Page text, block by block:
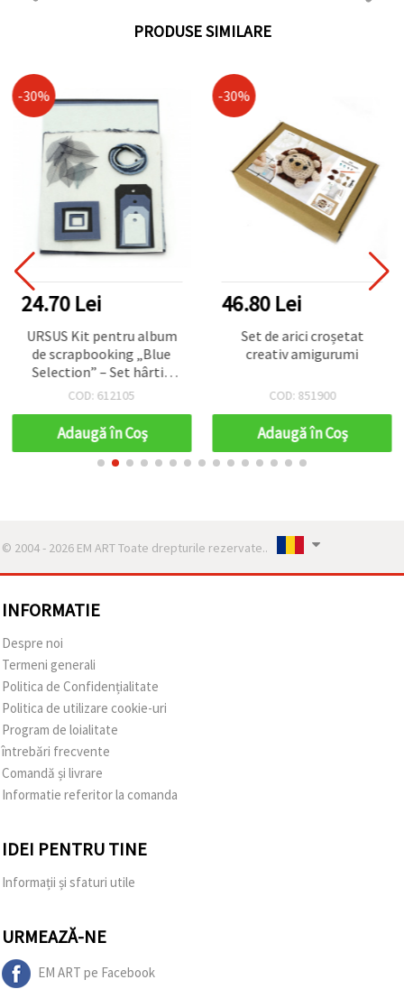
PRODUSE SIMILARE
-30%
24.70 Lei
URSUS Kit pentru album
de scrapbooking „Blue
Selection” – Set hârtie
mulberry: 4 foi A4 culori
foi 55x47 cm și elemente
decorative mixte
COD: 612105
Adaugă în Coş
-30%
46.80 Lei
Set de arici croșetat
creativ amigurumi
COD: 851900
Adaugă în Coş
© 2004 - 2026 EM ART Toate drepturile rezervate..
INFORMATIE
Despre noi
Termeni generali
Politica de Confidențialitate
Politica de utilizare cookie-uri
Program de loialitate
întrebări frecvente
Comandă și livrare
Informatie referitor la comanda
IDEI PENTRU TINE
Informații și sfaturi utile
URMEAZĂ-NE
EM ART pe Facebook